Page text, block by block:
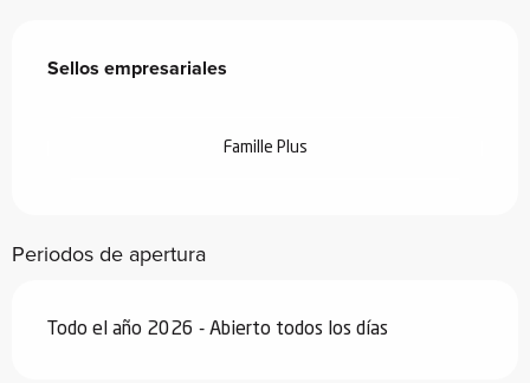
Sellos empresariales
Sellos empresariales
Famille Plus
Periodos de apertura
Todo el año 2026 - Abierto todos los días